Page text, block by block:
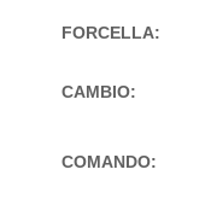
FORCELLA:
CAMBIO:
COMANDO: